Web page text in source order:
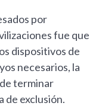
por
fue que
dispositivos de
necesarios, la
terminar
de exclusión.